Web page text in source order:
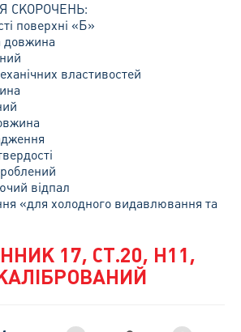
СКОРОЧЕНЬ:
поверхні «Б»
довжина
властивостей
відпал
«для холодного видавлювання та
17, СТ.20, H11,